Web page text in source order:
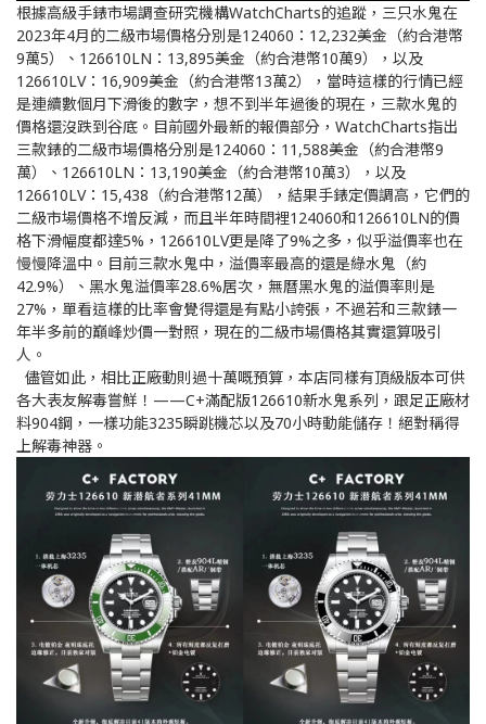
根據高級手錶市場調查研究機構WatchCharts的追蹤，三只水鬼在
2023年4月的二級市場價格分別是124060：12,232美金（約合港幣
9萬5）、126610LN：13,895美金（約合港幣10萬9），以及
126610LV：16,909美金（約合港幣13萬2），當時這樣的行情已經
是連續數個月下滑後的數字，想不到半年過後的現在，三款水鬼的
價格還沒跌到谷底。目前國外最新的報價部分，WatchCharts指出
三款錶的二級市場價格分別是124060：11,588美金（約合港幣9
萬）、126610LN：13,190美金（約合港幣10萬3），以及
126610LV：15,438（約合港幣12萬），結果手錶定價調高，它們的
二級市場價格不增反減，而且半年時間裡124060和126610LN的價
格下滑幅度都達5%，126610LV更是降了9%之多，似乎溢價率也在
慢慢降溫中。目前三款水鬼中，溢價率最高的還是綠水鬼（約
42.9%）、黑水鬼溢價率28.6%居次，無曆黑水鬼的溢價率則是
27%，單看這樣的比率會覺得還是有點小誇張，不過若和三款錶一
年半多前的巔峰炒價一對照，現在的二級市場價格其實還算吸引
人。
儘管如此，相比正廠動則過十萬嘅預算，本店同樣有頂級版本可供
各大表友解毒嘗鮮！——C+滿配版126610新水鬼系列，跟足正廠材
料904鋼，一樣功能3235瞬跳機芯以及70小時動能儲存！絕對稱得
上解毒神器。